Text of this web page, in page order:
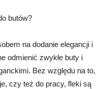
butów?
na dodanie elegancji i
odmienić zwykłe buty i
Bez względu na to,
czy też do pracy, fleki są